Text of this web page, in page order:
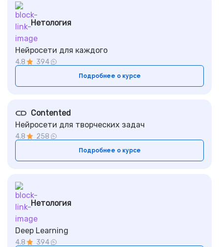
Нетология
Нейросети для каждого
4.8 394
Подробнее о курсе
Contented
Нейросети для творческих задач
4.8 258
Подробнее о курсе
Нетология
Deep Learning
4.8 394